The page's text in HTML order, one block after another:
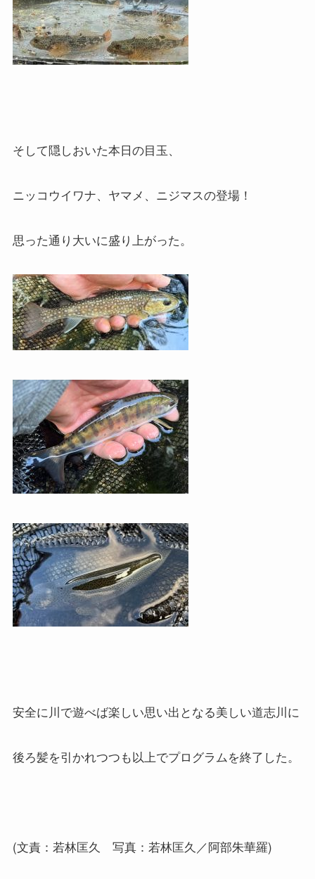
そして隠しおいた本日の目玉、
ニッコウイワナ、ヤマメ、ニジマスの登場！
思った通り大いに盛り上がった。
安全に川で遊べば楽しい思い出となる美しい道志川に
後ろ髪を引かれつつも以上でプログラムを終了した。
(文責：若林匡久 写真：若林匡久／阿部朱華羅)